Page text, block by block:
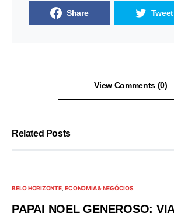
Share Tweet
View Comments (0)
Related Posts
BELO HORIZONTE ECONOMIA & NEGÓCIOS
PAPAI NOEL GENEROSO: